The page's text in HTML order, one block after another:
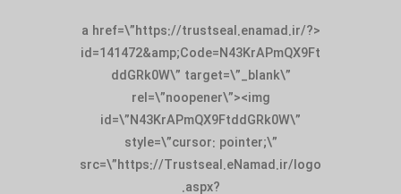
<a href=\”https://trustseal.enamad.ir/?
id=141472&amp;Code=N43KrAPmQX9Ft
ddGRk0W\” target=\”_blank\”
rel=\”noopener\”><img
id=\”N43KrAPmQX9FtddGRk0W\”
style=\”cursor: pointer;\”
src=\”https://Trustseal.eNamad.ir/logo
.aspx?